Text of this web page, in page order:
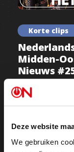
Deze website
We gebruiken
Korte clips
Midden-
Nieuws
Boris van de
wil het regime